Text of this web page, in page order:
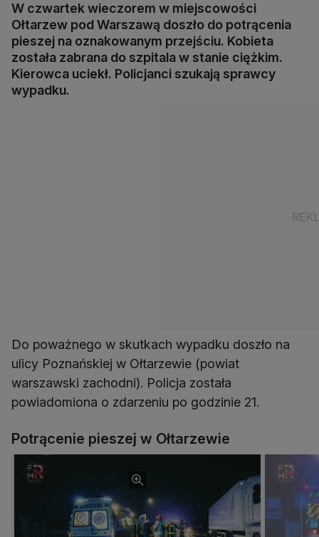
W czwartek wieczorem w miejscowości
Ołtarzew pod Warszawą doszło do potrącenia
pieszej na oznakowanym przejściu. Kobieta
została zabrana do szpitala w stanie ciężkim.
Kierowca uciekł. Policjanci szukają sprawcy
wypadku.
Do poważnego w skutkach wypadku doszło na
ulicy Poznańskiej w Ołtarzewie (powiat
warszawski zachodni). Policja została
powiadomiona o zdarzeniu po godzinie 21.
Potrącenie pieszej w Ołtarzewie